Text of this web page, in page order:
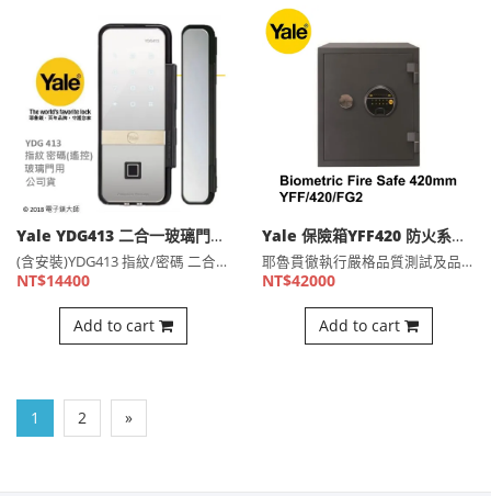
Yale YDG413 二合一玻璃門鎖 指紋密碼開門(選配藍芽，遠端)
(含安裝)YDG413 指紋/密碼 二合一 【指紋】30組⋯
NT$14400
Add to cart
Yale 保險箱YFF420 防火系列 指紋/密碼 數位電子保險箱/櫃(公司貨)
耶魯貫徹執行嚴格品質測試及品質保證的宗旨，防火保險箱選用韓國⋯
NT$42000
Add to cart
1 2 »